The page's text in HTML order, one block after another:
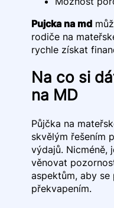
Pujcka na md
rodiče na
rychle získat
Na co si
na MD
Půjčka na
skvělým řešením
výdajů. Nicméně,
věnovat
aspektům, aby se
překvapením.